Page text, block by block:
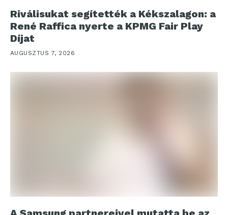
Riválisukat segítették a Kékszalagon: a
René Raffica nyerte a KPMG Fair Play
Díjat
AUGUSZTUS 7, 2026